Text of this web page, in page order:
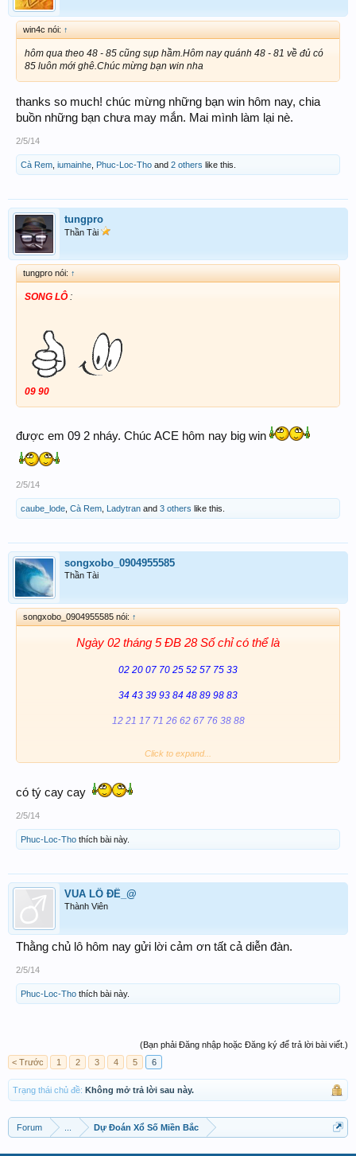
win4c nói: ↑
hôm qua theo 48 - 85 cũng sụp hầm.Hôm nay quánh 48 - 81 về đủ có
85 luôn mới ghê.Chúc mừng bạn win nha
thanks so much! chúc mừng những bạn win hôm nay, chia
buồn những bạn chưa may mắn. Mai mình làm lại nè.
2/5/14
Cà Rem iumainhe Phuc-Loc-Tho and 2 others like this.
tungpro
Thần Tài
tungpro nói: ↑
SONG LÔ:
09 90
được em 09 2 nháy. Chúc ACE hôm nay big win
2/5/14
caube_lode Cà Rem Ladytran and 3 others like this.
songxobo_0904955585
Thần Tài
songxobo_0904955585 nói: ↑
Ngày 02 tháng 5 ĐB 28 Số chỉ có thể là
02 20 07 70 25 52 57 75 33
34 43 39 93 84 48 89 98 83
12 21 17 71 26 62 67 76 38 88
Lưu ý:ACE nên lót ĐB Hệ ( cặp )24 và em 66
02 11 66
muốn tuột cùng đó là cùng ACE XSTT mỉn cười sau18h30
Click to expand...
có tý cay cay
2/5/14
Phuc-Loc-Tho thích bài này.
VUA LÔ ĐỀ_@
Thành Viên
Thằng chủ lô hôm nay gửi lời cảm ơn tất cả diễn đàn.
2/5/14
Phuc-Loc-Tho thích bài này.
(Bạn phải Đăng nhập hoặc Đăng ký để trả lời bài viết.)
< Trước
1 2 3 4 5 6
Trạng thái chủ đề: Không mở trả lời sau này.
Forum Dự Đoán Xổ Số Miền Bắc